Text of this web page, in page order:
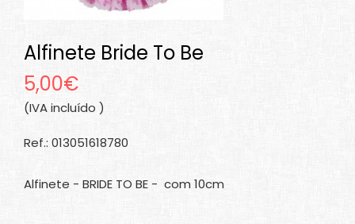
Alfinete Bride To Be
5,00€
(IVA incluído )
Ref.: 013051618780
Alfinete - BRIDE TO BE - com 10cm